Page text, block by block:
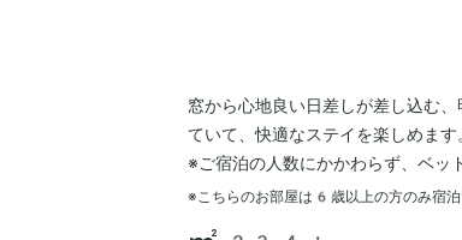
窓から心地良い日差しが差し込む
ていて、快適なステイを楽しめます
※ご宿泊の人数にかかわらず、ベッ
※こちらのお部屋は 6 歳以上の方のみ宿泊